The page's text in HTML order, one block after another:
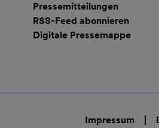
Pressemitteilungen
RSS-Feed abonnieren
Digitale Pressemappe
Impressum